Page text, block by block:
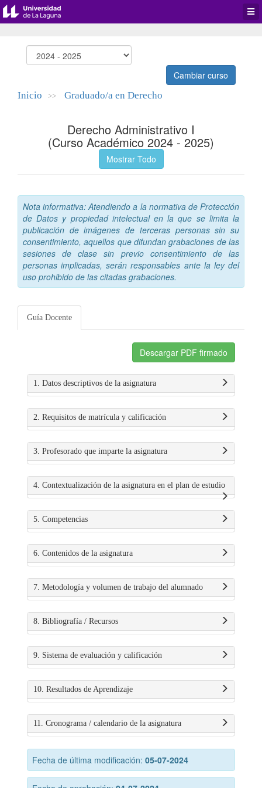
Cambiar curso
Inicio >> Graduado/a en Derecho
Derecho Administrativo I
(Curso Académico 2024 - 2025)
Mostrar Todo
Nota informativa: Atendiendo a la normativa de Protección
de Datos y propiedad intelectual en la que se limita la
publicación de imágenes de terceras personas sin su
consentimiento, aquellos que difundan grabaciones de las
sesiones de clase sin previo consentimiento de las
personas implicadas, serán responsables ante la ley del
uso prohibido de las citadas grabaciones.
Guía Docente
Descargar PDF firmado
1. Datos descriptivos de la asignatura
2. Requisitos de matrícula y calificación
3. Profesorado que imparte la asignatura
4. Contextualización de la asignatura en el plan de estudio
5. Competencias
6. Contenidos de la asignatura
7. Metodología y volumen de trabajo del alumnado
8. Bibliografía / Recursos
9. Sistema de evaluación y calificación
10. Resultados de Aprendizaje
11. Cronograma / calendario de la asignatura
Fecha de última modificación: 05-07-2024